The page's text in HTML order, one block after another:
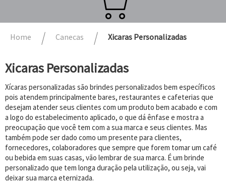
Home Canecas Xicaras Personalizadas
Xicaras Personalizadas
Xícaras personalizadas são brindes personalizados bem específicos
pois atendem principalmente bares, restaurantes e cafeterias que
desejam atender seus clientes com um produto bem acabado e com
a logo do estabelecimento aplicado, o que dá ênfase e mostra a
preocupação que você tem com a sua marca e seus clientes. Mas
também pode ser dado como um presente para clientes,
fornecedores, colaboradores que sempre que forem tomar um café
ou bebida em suas casas, vão lembrar de sua marca. É um brinde
personalizado que tem longa duração pela utilização, ou seja, vai
deixar sua marca eternizada.